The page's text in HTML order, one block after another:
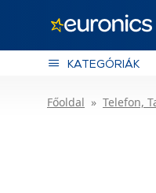
KATEGÓRIÁK
Főoldal Telefon,